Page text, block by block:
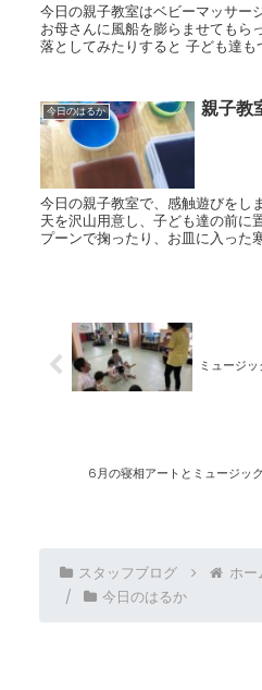
今日の親子教室はベビーマッサー
お母さんに風船を膨らませてもら
落としてみたりすると 子ども達もつかもうと手を伸ばしたり、
今日のはるか 親子教
今日の親子教室で、感触遊びをしました。 食紅で色
天を沢山用意し、子ども達の前に置くと… 手でつか
プーンで掬ったり、お皿に入った
ミュージ
6月の寝相アートとミュージッ
ホー
スタッフブログ
今日のはるか